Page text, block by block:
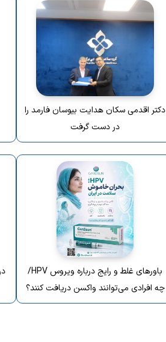
دکتر اقدمی سکان هدایت بیوسان فارمد را
در دست گرفت
باورهای غلط و رایج درباره ویروس HPV/
چه افرادی می‌توانند واکسن دریافت کنند؟